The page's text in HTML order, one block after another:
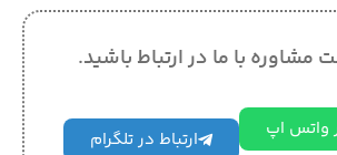
مشاوره با ما در ارتباط باشید.
واتس اپ ارتباط در تلگرام